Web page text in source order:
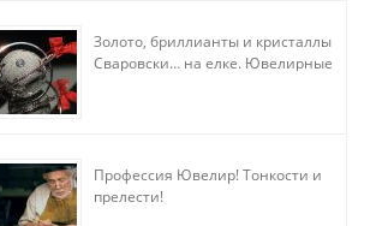
Золото, бриллианты и кристаллы
Сваровски… на елке. Ювелирные
Профессия Ювелир! Тонкости и
прелести!